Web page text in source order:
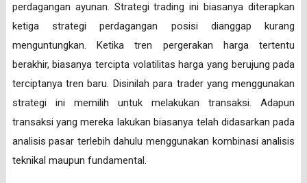
perdagangan ayunan. Strategi trading ini biasanya diterapkan
ketiga strategi perdagangan posisi dianggap kurang
menguntungkan. Ketika tren pergerakan harga tertentu
berakhir, biasanya tercipta volatilitas harga yang berujung pada
terciptanya tren baru. Disinilah para trader yang menggunakan
strategi ini memilih untuk melakukan transaksi. Adapun
transaksi yang mereka lakukan biasanya telah didasarkan pada
analisis pasar terlebih dahulu menggunakan kombinasi analisis
teknikal maupun fundamental.